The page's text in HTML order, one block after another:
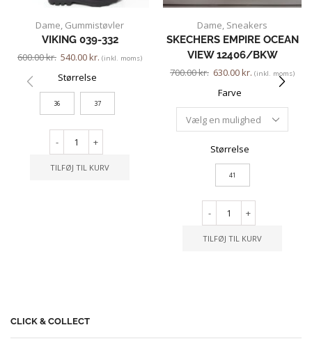
Dame, Gummistøvler
VIKING 039-332
600.00kr. 540.00kr. (inkl. moms)
Størrelse
36 37
- +
TILFØJ TIL KURV
Dame, Sneakers
SKECHERS EMPIRE OCEAN
VIEW 12406/BKW
700.00kr. 630.00kr. (inkl. moms)
Farve
Størrelse
41
- +
TILFØJ TIL KURV
CLICK & COLLECT